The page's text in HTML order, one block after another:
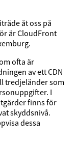
åt oss på
är CloudFront
ofta är
av ett CDN
tredjeländer som
I
finns för
skyddsnivå.
dessa